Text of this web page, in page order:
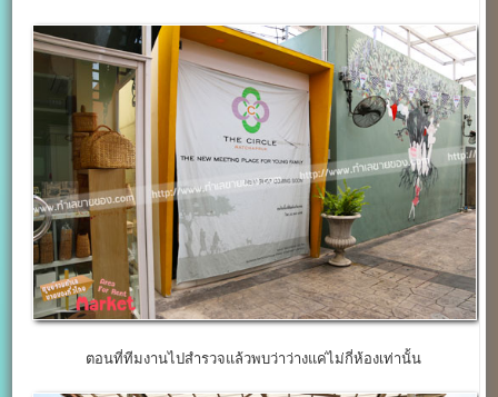
ตอนที่ทีมงานไปสำรวจแล้วพบว่าว่างแค่ไม่กี่ห้องเท่านั้น